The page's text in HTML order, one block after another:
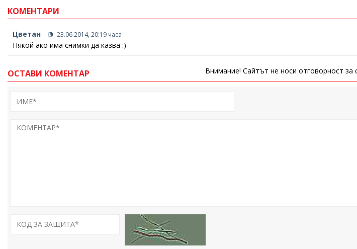
КОМЕНТАРИ
Цветан 23.06.2014, 20:19 часа
Някой ако има снимки да казва :)
ОСТАВИ КОМЕНТАР Внимание! Сайтът не носи отговорност